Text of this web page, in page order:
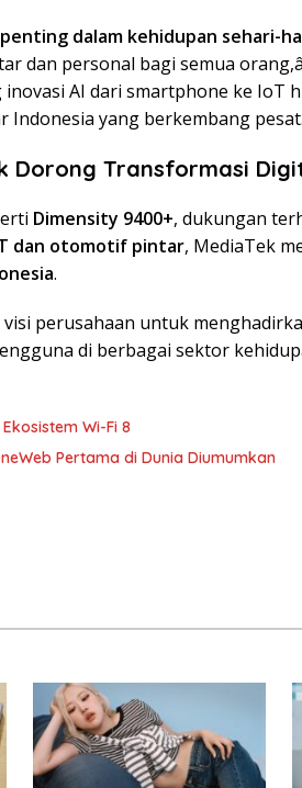
dalam kehidupan sehari-
dan personal bagi semua
AI dari smartphone ke IoT
yang berkembang
Dorong Transformasi
Dimensity 9400+, dukungan
dan otomotif pintar, MediaTek
.
perusahaan untuk
di berbagai sektor
Wi-Fi 8
Pertama di Dunia Diumumkan